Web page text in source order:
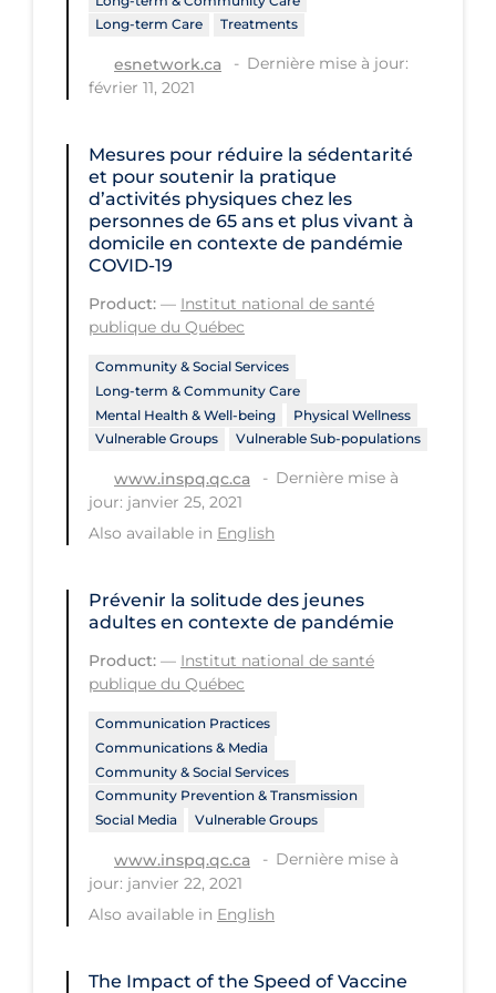
Long-term Care
Low SES
Mental Wellness
Models
Most Common Signs & Symptoms
New Technology
News Outlets
Non-drug Interventions
Over the Counter
PCR Testing
Physical Wellness
Protective Clothing
Public Health & Implementation
Public Health Policy
Public Policy & Economic Impact
Quarantine
Re-Opening
Recreation
Long-term Care
Treatments
esnetwork.ca
Dernière mise à jour:
février 11, 2021
Mesures pour réduire la sédentarité
et pour soutenir la pratique
d’activités physiques chez les
personnes de 65 ans et plus vivant à
domicile en contexte de pandémie
COVID-19
Product: — Institut national de santé
publique du Québec
Community & Social Services
Long-term & Community Care
Mental Health & Well-being
Physical Wellness
Vulnerable Groups
Vulnerable Sub-populations
www.inspq.qc.ca
Dernière mise à
jour: janvier 25, 2021
Also available in English
Prévenir la solitude des jeunes
adultes en contexte de pandémie
Product: — Institut national de santé
publique du Québec
Communication Practices
Communications & Media
Community & Social Services
Community Prevention & Transmission
Social Media
Vulnerable Groups
www.inspq.qc.ca
Dernière mise à
jour: janvier 22, 2021
Also available in English
The Impact of the Speed of Vaccine